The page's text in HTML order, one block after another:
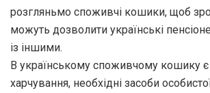
розгляньмо споживчі кошики, щоб
можуть дозволити українські
із іншими.
В українському споживчому кошику є
харчування, необхідні засоби особистої